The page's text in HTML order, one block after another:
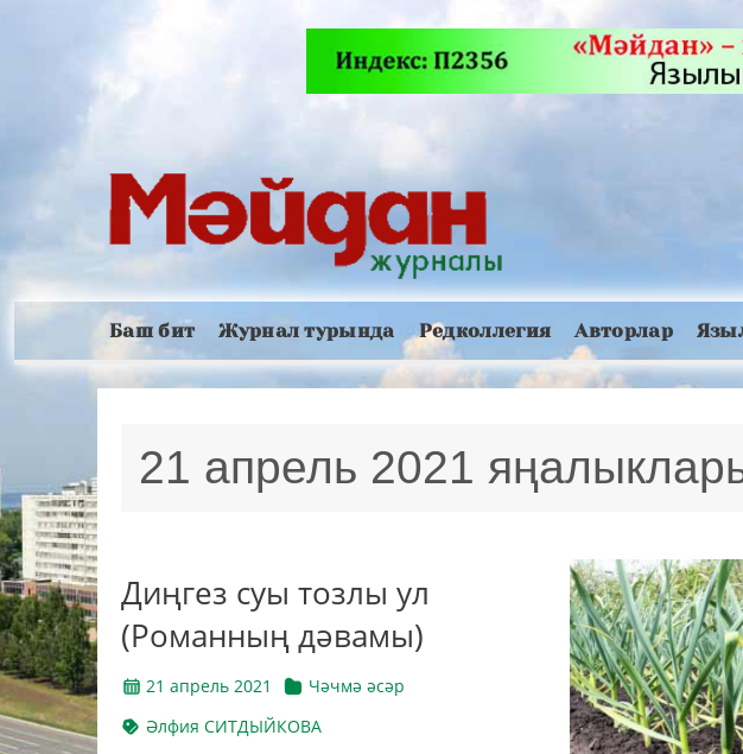
Баш бит Журнал турында Редколлегия Авторлар
21 апрель 2021
Диңгез суы тозлы ул
(Романның дәвамы)
21 апрель 2021
Чәчмә әсәр
Әлфия СИТДЫЙКОВА